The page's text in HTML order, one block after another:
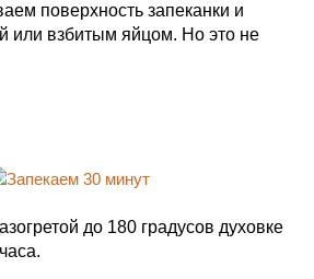
поверхность запеканки и
или взбитым яйцом. Но это не
до 180 градусов духовке